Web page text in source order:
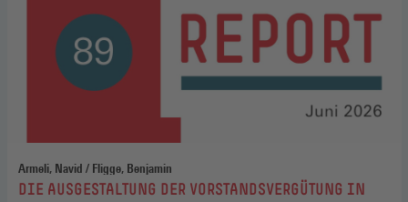
Armeli, Navid / Fligge, Benjamin
:DIE AUSGESTALTUNG DER VORSTANDSVERGÜTUNG IN